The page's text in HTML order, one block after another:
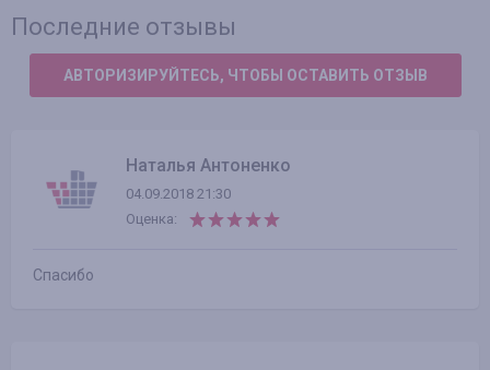
Последние отзывы
АВТОРИЗИРУЙТЕСЬ, ЧТОБЫ ОСТАВИТЬ ОТЗЫВ
Наталья Антоненко
04.09.2018 21:30
Оценка:
Спасибо